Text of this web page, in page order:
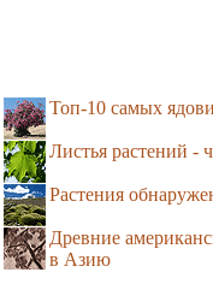
Топ-10 самых
Листья растений -
Растения
Древние
в Азию